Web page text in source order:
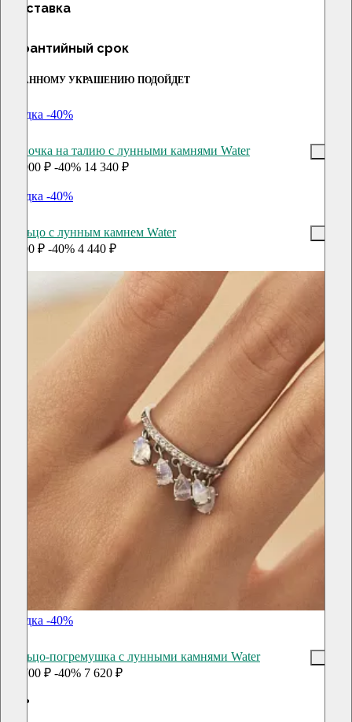
Доставка
Гарантийный срок
К ДАННОМУ УКРАШЕНИЮ ПОДОЙДЕТ
скидка -40%
Цепочка на талию с лунными камнями Water
23 900 ₽ -40% 14 340 ₽
скидка -40%
Кольцо с лунным камнем Water
7 400 ₽ -40% 4 440 ₽
скидка -40%
Кольцо-погремушка с лунными камнями Water
12 700 ₽ -40% 7 620 ₽